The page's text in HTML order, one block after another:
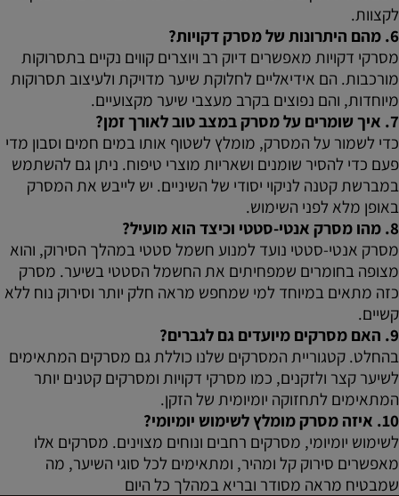
לקצוות.
6. מהם היתרונות של מסרק דקויות?
מסרקי דקויות מאפשרים דיוק רב ויוצרים קווים נקיים בתסרוקות
מורכבות. הם אידיאליים לחלוקת שיער מדויקת ולעיצוב תסרוקות
מיוחדות, והם נפוצים בקרב מעצבי שיער מקצועיים.
7. איך שומרים על מסרק במצב טוב לאורך זמן?
כדי לשמור על המסרק, מומלץ לשטוף אותו במים חמים וסבון מדי
פעם כדי להסיר שומנים ושאריות מוצרי טיפוח. ניתן גם להשתמש
במברשת קטנה לניקוי יסודי של השיניים. יש לייבש את המסרק
באופן מלא לפני השימוש.
8. מהו מסרק אנטי-סטטי וכיצד הוא מועיל?
מסרק אנטי-סטטי נועד למנוע חשמל סטטי במהלך הסירוק, והוא
מצופה בחומרים שמפחיתים את החשמל הסטטי בשיער. מסרק
כזה מתאים במיוחד למי שמחפש מראה חלק יותר וסירוק נוח ללא
קשיים.
9. האם מסרקים מיועדים גם לגברים?
בהחלט. קטגוריית המסרקים שלנו כוללת גם מסרקים המתאימים
לשיער קצר ולזקנים, כמו מסרקי דקויות ומסרקים קטנים יותר
המתאימים לתחזוקה יומיומית של הזקן.
10. איזה מסרק מומלץ לשימוש יומיומי?
לשימוש יומיומי, מסרקים רחבים ונוחים מצוינים. מסרקים אלו
מאפשרים סירוק קל ומהיר, ומתאימים לכל סוגי השיער, מה
שמבטיח מראה מסודר ובריא במהלך כל היום